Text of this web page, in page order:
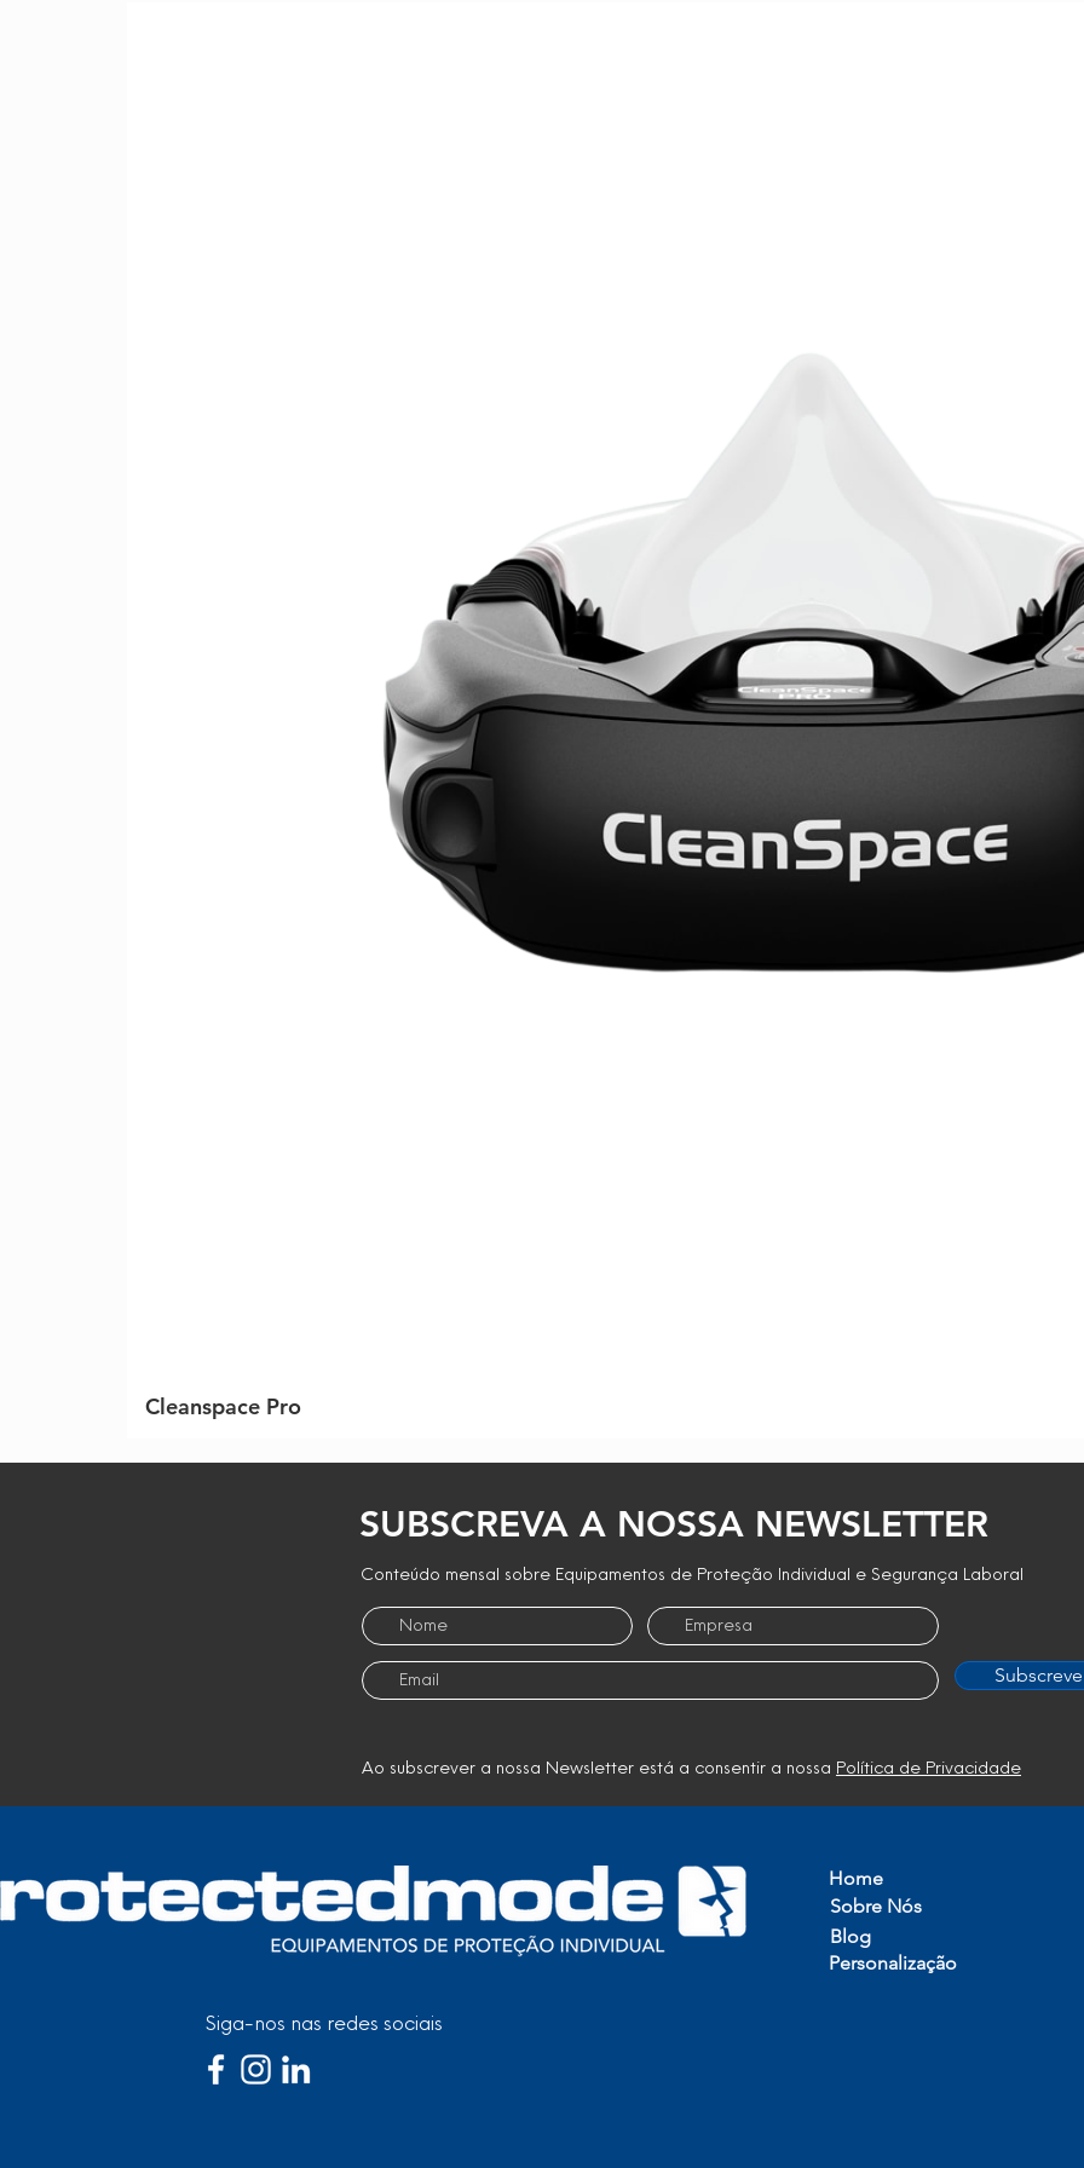
Cleanspace Pro
SUBSCREVA A NOSSA NEWSLETTER
Conteúdo mensal sobre Equipamentos de Proteção Individual e Segurança Laboral
Ao subscrever a nossa Newsletter está a consentir a nossa Política de Privacidade
Siga-nos nas redes sociais
Home
Sobre Nós
Blog
Personalização